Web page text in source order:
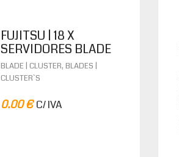
FUJITSU | 18 X
SERVIDORES BLADE
BLADE | CLUSTER, BLADES |
CLUSTER`S
0.00€ C/ IVA